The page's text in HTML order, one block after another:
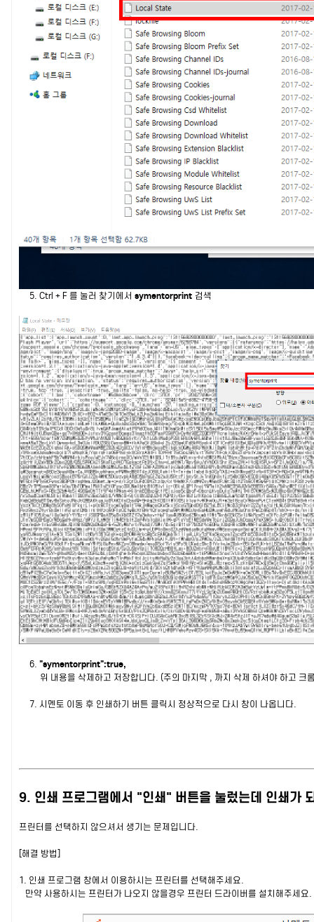
5. Ctrl + F 를 눌러 찾기에서 symentorprint 검색
6. "symentorprint":true,
위 내용을 삭제하고 저장합니다. (주의 마지막 , 까지 삭제 하셔야 하고 크
7. 시멘토 이동 후 인쇄하기 버튼 클릭시 정상적으로 다시 창이 나옵니다.
9. 인쇄 프로그램에서 "인쇄" 버튼을 눌렀는데 인쇄가
프린터를 선택하지 않으셔서 생기는 문제입니다.
[해결 방법]
1. 인쇄 프로그램 창에서 이용하시는 프린터를 선택해주세요.
만약 사용하시는 프린터가 나오지 않을경우 프린터 드라이버를 설치해주세요.